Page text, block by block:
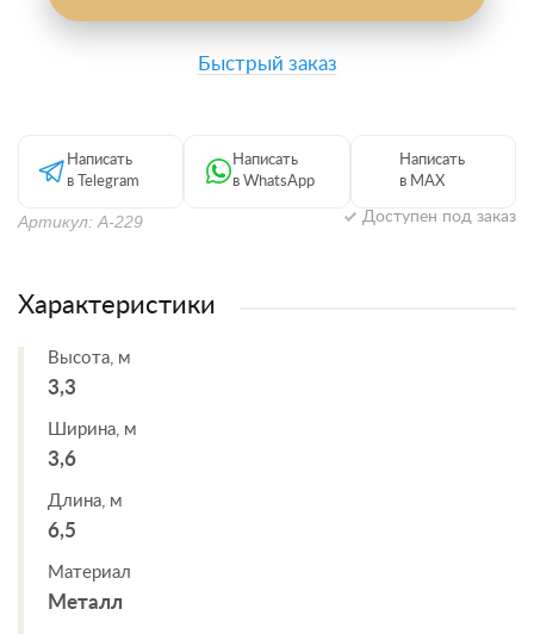
Артикул: А-229 Доступен под заказ
Быстрый заказ
Написать
в Telegram
Написать
в WhatsApp
Написать
в MAX
Характеристики
Высота, м
3,3
Ширина, м
3,6
Длина, м
6,5
Материал
Металл